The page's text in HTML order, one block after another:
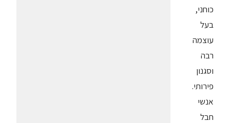
כוחני,
בעל
עוצמה
רבה
וסגנון
פירותי.
אנשי
חבל